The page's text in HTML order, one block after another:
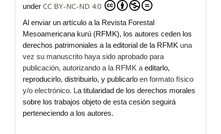
under CC BY-NC-ND 4.0
Al enviar un artículo a la Revista Forestal
Mesoamericana kurú (RFMK), los autores ceden los
derechos patrimoniales a la editorial de la RFMK una
vez su manuscrito haya sido aprobado para
publicación, autorizando a la RFMK a editarlo,
reproducirlo, distribuirlo, y publicarlo en formato físico
y/o electrónico. La titularidad de los derechos morales
sobre los trabajos objeto de esta cesión seguirá
perteneciendo a los autores.